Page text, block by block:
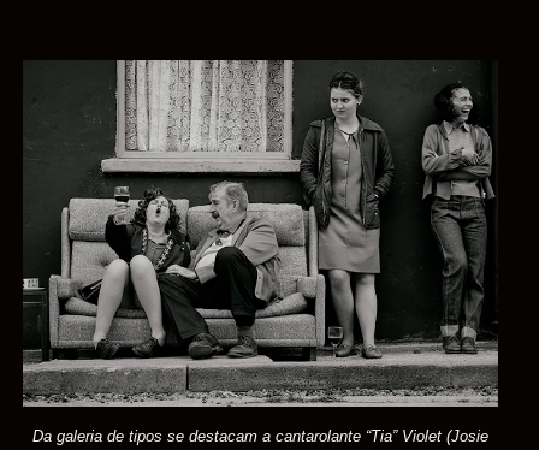
Da galeria de tipos se destacam a cantarolante “Tia” Violet (Josie